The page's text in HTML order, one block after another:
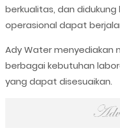
berkualitas, dan
operasional dapat
Ady Water menyediakan
berbagai kebutuhan
yang dapat disesuaikan.